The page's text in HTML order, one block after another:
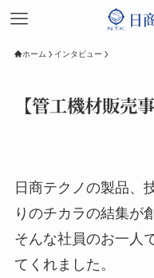
ホーム インタビュー
【管工機材販売
日商テクノの製品、
りのチカラの結集が
そんな社員のお一人
てくれました。